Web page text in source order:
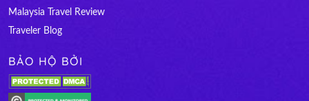
Malaysia Travel Review
Traveler Blog
BẢO HỘ BỞI